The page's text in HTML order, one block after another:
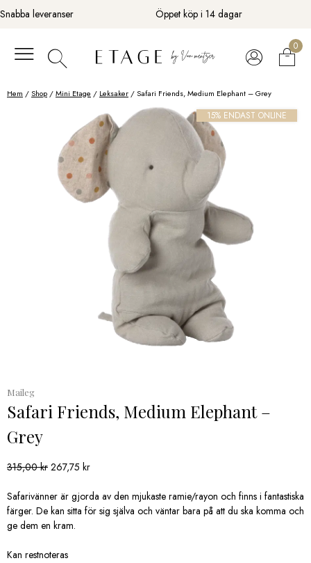
Fortsätt
till
Snabba leveranser Öppet köp i 14 dagar
0
Hem /Shop /Mini Etage / Leksaker / Safari Friends, Medium Elephant – Grey
15% ENDAST ONLINE
Maileg
Safari Friends, Medium Elephant –
Grey
315,00kr Det
priset
var:
315,00 kr.
267,75 krDet
priset
är:
Safarivänner är gjorda av den mjukaste ramie/rayon och finns i fantastiska
färger. De kan sitta för sig själva och väntar bara på att du ska komma och
ge dem en kram.
Kan restnoteras